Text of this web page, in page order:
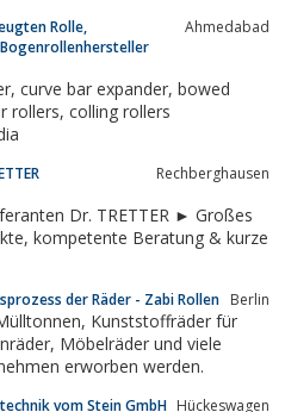
Rolle,
Ahmedabad
Rechberghausen
Dr. TRETTER ► Großes
kurze
der Räder - Zabi Rollen Berlin
erworben werden.
vom Stein GmbH Hückeswagen